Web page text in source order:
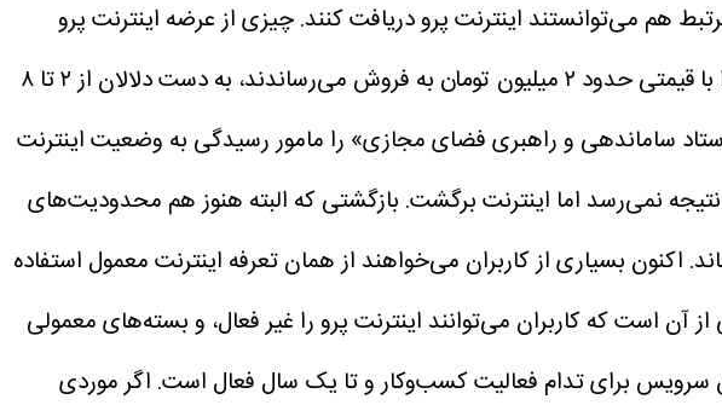
هم می‌توانستند اینترنت پرو دریافت کنند.چیزی از عرضه اینترنت پرو
نگذشته بود که بازار سیاه وحشتناکی برای آن به وجود آمد. اینترنتی که اپراتورها بسته ۵۰ گیگ آن را با قیمتی حدود ۲ میلیون تومان به فروش می‌رساندند، به دست دلالان از ۲ تا ۸
ساماندهی و راهبری فضای مجازی» را مامور رسیدگی به وضعیت اینترنت
بودند که این ستاد به نتیجه نمی‌رسد اما اینترنت برگشت. بازگشتی که البته هنوز هم محدودیت‌های
اکنون بسیاری از کاربران می‌خواهند از همان تعرفه‌ اینترنت معمول استفاده
از آن است که کاربران می‌توانند اینترنت پرو را غیر فعال، و بسته‌های معمولی
سرویس برای تدام فعالیت کسب‌وکار و تا یک سال فعال است. اگر موردی